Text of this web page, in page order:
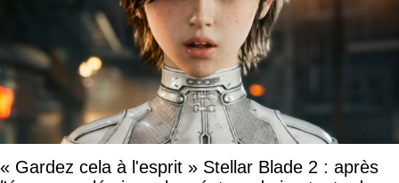
« Gardez cela à l'esprit » Stellar Blade 2 : après